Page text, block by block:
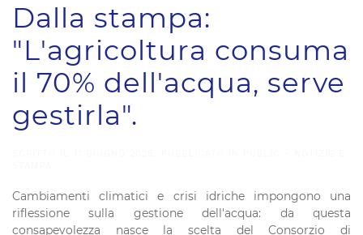
Dalla stampa:
"L'agricoltura consuma
il 70% dell'acqua, serve
gestirla".
Cambiamenti climatici e crisi idriche impongono una
riflessione sulla gestione dell'acqua: da questa
consapevolezza nasce la scelta del Consorzio di